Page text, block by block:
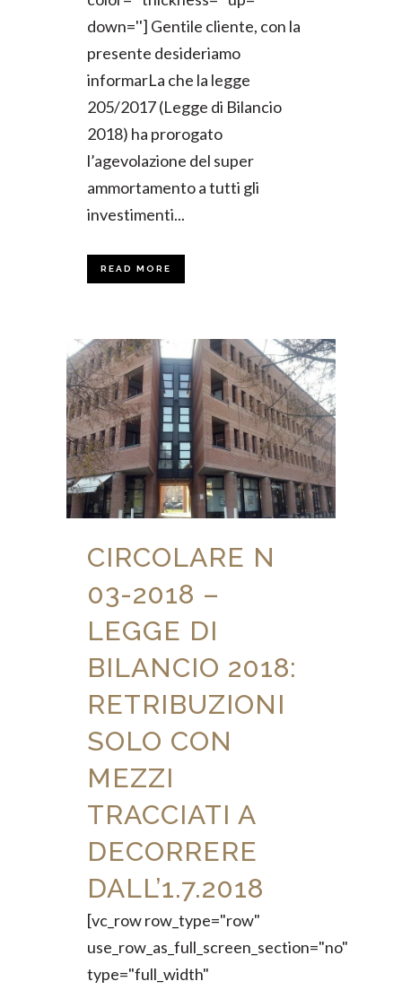
down=''] Gentile cliente, con la
presente desideriamo
informarLa che la legge
205/2017 (Legge di Bilancio
2018) ha prorogato
l’agevolazione del super
ammortamento a tutti gli
investimenti...
READ MORE
CIRCOLARE N
03-2018 –
LEGGE DI
BILANCIO 2018:
RETRIBUZIONI
SOLO CON
MEZZI
TRACCIATI A
DECORRERE
DALL’1.7.2018
[vc_row row_type="row"
use_row_as_full_screen_section="no"
type="full_width"